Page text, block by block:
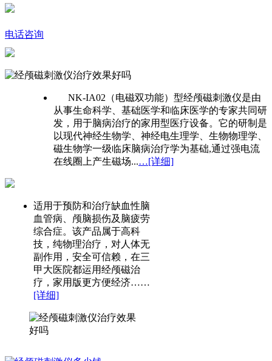
电话咨询
NK-IA02（电磁双功能）型经颅磁刺激仪是由
从事生命科学、基础医学和临床医学的专家共同研
发，用于脑病治疗的家用型医疗设备。它的研制是
以现代神经生物学、神经电生理学、生物物理学、
磁生物学一级临床脑病治疗学为基础,通过强电流
在线圈上产生磁场...…[详细]
适用于预防和治疗缺血性脑
血管病、颅脑损伤及脑疲劳
综合症。该产品属于高科
技，纯物理治疗，对人体无
副作用，安全可信赖，在三
甲大医院都运用经颅磁治
疗，家用版更方便经济……
[详细]